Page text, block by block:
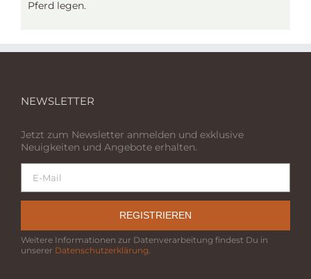
Pferd legen.
NEWSLETTER
Jetzt zum Newsletter anmelden und exklusive
Neuigkeiten und Angebote erhalten.
REGISTRIEREN
Weitere Informationen zur Datenverarbeitung findest Du in
unserer Datenschutzerklärung